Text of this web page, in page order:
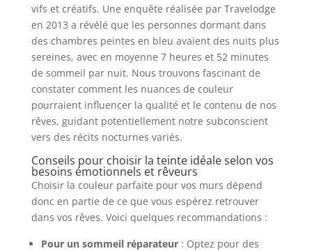
vifs et créatifs. Une enquête réalisée par Travelodge
en 2013 a révélé que les personnes dormant dans
des chambres peintes en bleu avaient des nuits plus
sereines, avec en moyenne 7 heures et 52 minutes
de sommeil par nuit. Nous trouvons fascinant de
constater comment les nuances de couleur
pourraient influencer la qualité et le contenu de nos
rêves, guidant potentiellement notre subconscient
vers des récits nocturnes variés.
Conseils pour choisir la teinte idéale selon vos
besoins émotionnels et rêveurs
Choisir la couleur parfaite pour vos murs dépend
donc en partie de ce que vous espérez retrouver
dans vos rêves. Voici quelques recommandations :
Pour un sommeil réparateur: Optez pour des